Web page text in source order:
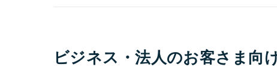
ビジネス・法人のお客さま向